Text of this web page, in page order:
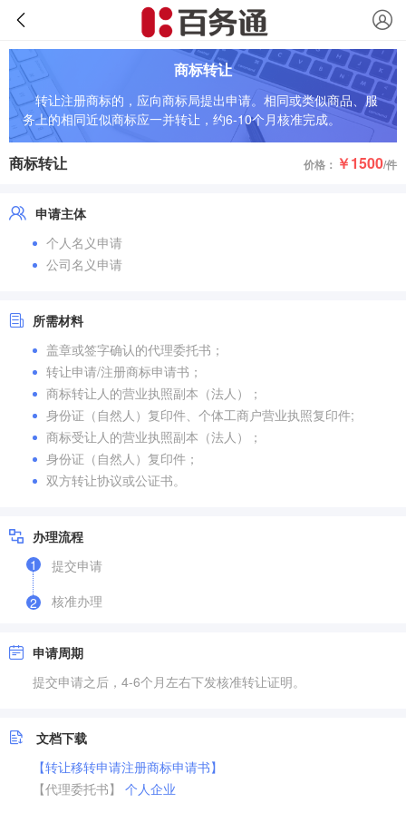
商标转让
转让注册商标的，应向商标局提出申请。相同或类似商品、服
务上的相同近似商标应一并转让，约6-10个月核准完成。
商标转让 价格： ￥1500/件
申请主体
个人名义申请
公司名义申请
所需材料
盖章或签字确认的代理委托书；
转让申请/注册商标申请书；
商标转让人的营业执照副本（法人）；
身份证（自然人）复印件、个体工商户营业执照复印件;
商标受让人的营业执照副本（法人）；
身份证（自然人）复印件；
双方转让协议或公证书。
办理流程
1
提交申请
2 核准办理
申请周期
提交申请之后，4-6个月左右下发核准转让证明。
文档下载
【转让移转申请注册商标申请书】
【代理委托书】 个人企业